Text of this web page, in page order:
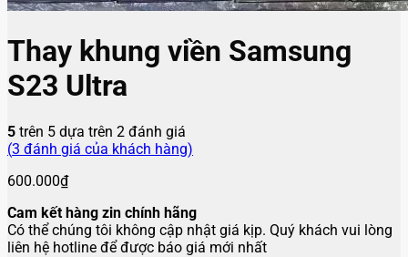
Thay khung viền Samsung
S23 Ultra
5 trên 5 dựa trên 2 đánh giá
(3 đánh giá của khách hàng)
600.000₫
Cam kết hàng zin chính hãng
Có thể chúng tôi không cập nhật giá kịp. Quý khách vui lòng
liên hệ hotline để được báo giá mới nhất